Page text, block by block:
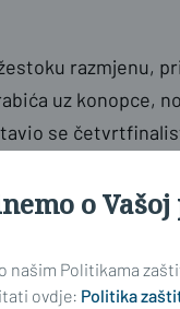
razmjenu,
uz konopce,
se
pogađati, kao što
dionice. Grabić
"unutra", ali sudac
boksača iz
o
našim Politikama
ovdje: Politika